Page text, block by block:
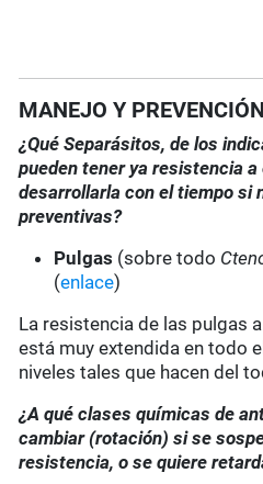
MANEJO Y
¿Qué Separásitos, de los
pueden tener ya resistencia
desarrollarla con el tiempo si
preventivas?
Pulgas (sobre todo
(enlace)
La resistencia de las pulgas
está muy extendida en todo
niveles tales que hacen del
¿A qué clases químicas de
cambiar (rotación) si se
resistencia, o se quiere